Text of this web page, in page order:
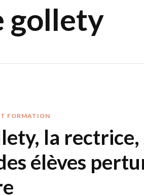
gollety
FORMATION
la rectrice,
élèves